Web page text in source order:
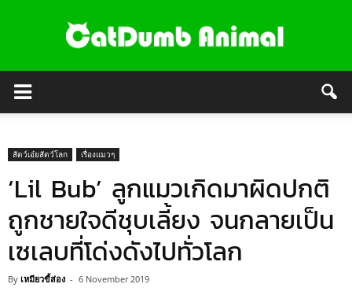
สัตว์เอ๋ยสัตว์โลก เรื่องแมวๆ
‘Lil Bub’ ลูกแมวเกิดมาผิดปกติ
ถูกชายใจดีชุบเลี้ยง จนกลายเป็น
เซเลบที่โด่งดังไปทั่วโลก
By เหมียวขี้ส่อง - 6 November 2019